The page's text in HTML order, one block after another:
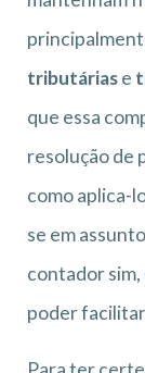
tributáriase
que essa
resolução de
como aplica-
se em
contador sim,
poder